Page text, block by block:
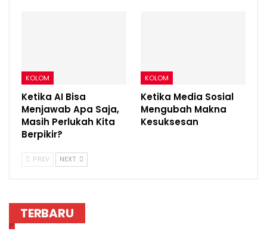
KOLOM
Ketika AI Bisa
Menjawab Apa Saja,
Masih Perlukah Kita
Berpikir?
KOLOM
Ketika Media Sosial
Mengubah Makna
Kesuksesan
PREV NEXT
TERBARU